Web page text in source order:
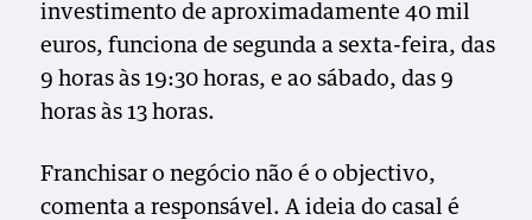
investimento de aproximadamente 40 mil
euros, funciona de segunda a sexta-feira, das
9 horas às 19:30 horas, e ao sábado, das 9
horas às 13 horas.
Franchisar o negócio não é o objectivo,
comenta a responsável. A ideia do casal é